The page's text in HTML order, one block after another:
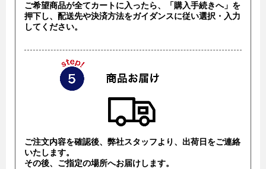
ご希望商品が全てカートに入ったら、「購入手続きへ」を
押下し、配送先や決済方法をガイダンスに従い選択・入力
してください。
ご注文内容を確認後、弊社スタッフより、出荷日をご連絡
いたします。
その後、ご指定の場所へお届けします。